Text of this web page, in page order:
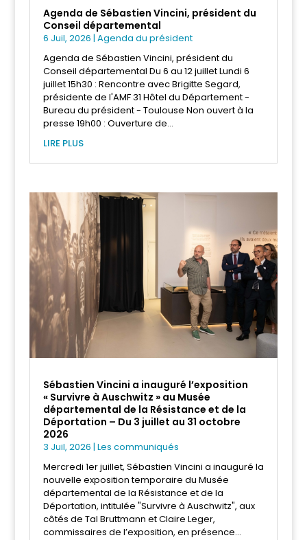
Agenda de Sébastien Vincini, président du
Conseil départemental
6 Juil, 2026 | Agenda du président
Agenda de Sébastien Vincini, président du
Conseil départemental Du 6 au 12 juillet Lundi 6
juillet 15h30 : Rencontre avec Brigitte Segard,
présidente de l'AMF 31 Hôtel du Département -
Bureau du président - Toulouse Non ouvert à la
presse 19h00 : Ouverture de...
LIRE PLUS
Sébastien Vincini a inauguré l’exposition
« Survivre à Auschwitz » au Musée
départemental de la Résistance et de la
Déportation – Du 3 juillet au 31 octobre
2026
3 Juil, 2026 | Les communiqués
Mercredi 1er juillet, Sébastien Vincini a inauguré la
nouvelle exposition temporaire du Musée
départemental de la Résistance et de la
Déportation, intitulée "Survivre à Auschwitz", aux
côtés de Tal Bruttmann et Claire Leger,
commissaires de l’exposition, en présence...